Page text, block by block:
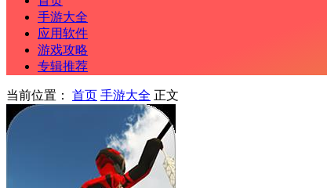
手游大全
应用软件
游戏攻略
专辑推荐
当前位置： 首页 手游大全 正文